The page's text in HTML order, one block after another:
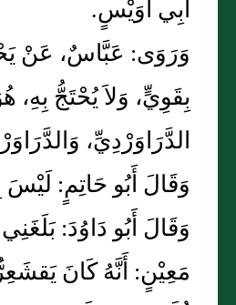
أَبِي أُوَيْسٍ.
وَرَوَى: عَبَّاسٌ، عَنْ
بِقَوِيٍّ، وَلاَ يُحْتَجُّ بِهِ،
الدَّرَاوَرْدِيِّ،
وَقَالَ أَبُو حَاتِمٍ: لَيْسَ
وَقَالَ أَبُو دَاوُدَ:
مَعِيْنٍ: أَنَّهُ كَانَ